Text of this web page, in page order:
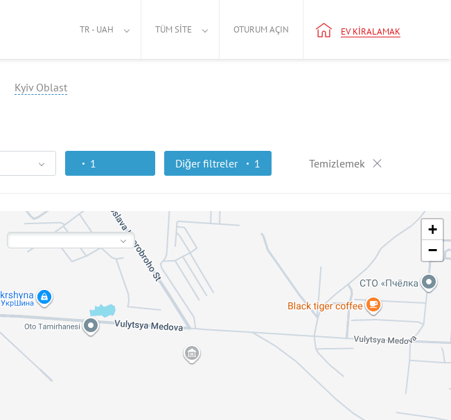
TR - UAH TÜM SITE OTURUM AÇIN EV KIRALAMAK
Kyiv Oblast
1 Diğer filtreler 1 Temizlemek
+
−